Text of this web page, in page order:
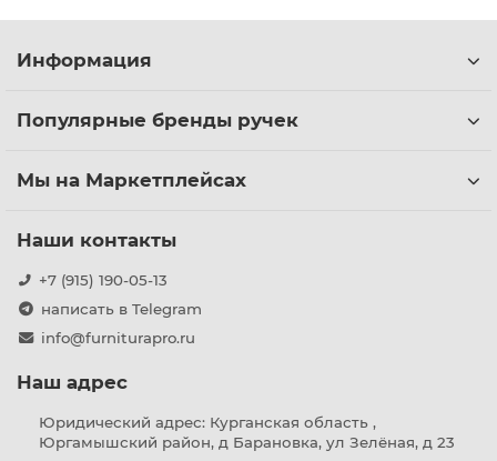
Информация
Популярные бренды ручек
Мы на Маркетплейсах
Наши контакты
+7 (915) 190-05-13
написать в Telegram
info@furniturapro.ru
Наш адрес
Юридический адрес: Курганская область ,
Юргамышский район, д Барановка, ул Зелёная, д 23